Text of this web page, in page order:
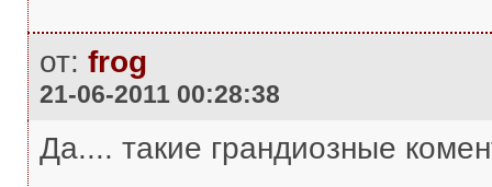
от: frog
21-06-2011 00:28:38
Да.... такие грандиозные